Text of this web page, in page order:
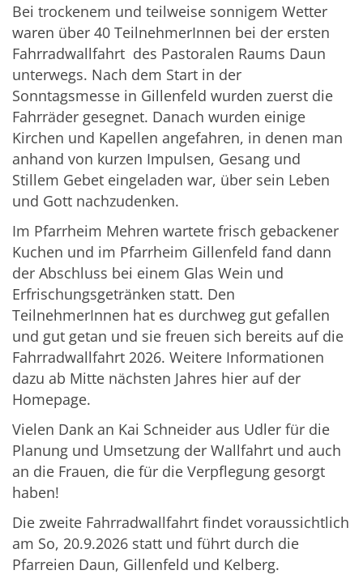
Bei trockenem und teilweise sonnigem Wetter
waren über 40 TeilnehmerInnen bei der ersten
Fahrradwallfahrt des Pastoralen Raums Daun
unterwegs. Nach dem Start in der
Sonntagsmesse in Gillenfeld wurden zuerst die
Fahrräder gesegnet. Danach wurden einige
Kirchen und Kapellen angefahren, in denen man
anhand von kurzen Impulsen, Gesang und
Stillem Gebet eingeladen war, über sein Leben
und Gott nachzudenken.
Im Pfarrheim Mehren wartete frisch gebackener
Kuchen und im Pfarrheim Gillenfeld fand dann
der Abschluss bei einem Glas Wein und
Erfrischungsgetränken statt. Den
TeilnehmerInnen hat es durchweg gut gefallen
und gut getan und sie freuen sich bereits auf die
Fahrradwallfahrt 2026. Weitere Informationen
dazu ab Mitte nächsten Jahres hier auf der
Homepage.
Vielen Dank an Kai Schneider aus Udler für die
Planung und Umsetzung der Wallfahrt und auch
an die Frauen, die für die Verpflegung gesorgt
haben!
Die zweite Fahrradwallfahrt findet voraussichtlich
am So, 20.9.2026 statt und führt durch die
Pfarreien Daun, Gillenfeld und Kelberg.